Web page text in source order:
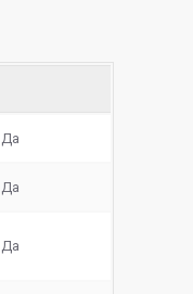
Да
Да
Да